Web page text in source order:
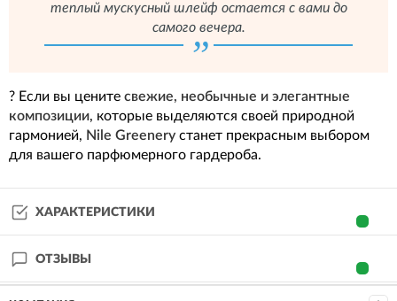
теплый мускусный шлейф остается с вами до
самого вечера.
? Если вы цените свежие, необычные и элегантные
композиции, которые выделяются своей природной
гармонией, Nile Greenery станет прекрасным выбором
для вашего парфюмерного гардероба.
ХАРАКТЕРИСТИКИ
ОТЗЫВЫ